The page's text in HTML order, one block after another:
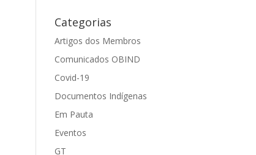
Categorias
Artigos dos Membros
Comunicados OBIND
Covid-19
Documentos Indígenas
Em Pauta
Eventos
GT